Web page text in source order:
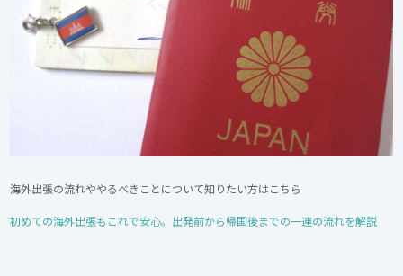
海外出張の流れややるべきことについて知りたい方はこちら
初めての海外出張もこれで安心。出発前から帰国後までの一連の流れを解説